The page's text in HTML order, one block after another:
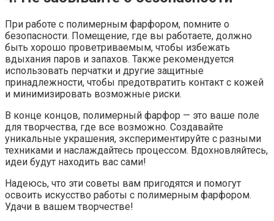
При работе с полимерным фарфором, помните о
безопасности. Помещение, где вы работаете, должно
быть хорошо проветриваемым, чтобы избежать
вдыхания паров и запахов. Также рекомендуется
использовать перчатки и другие защитные
принадлежности, чтобы предотвратить контакт с кожей
и минимизировать возможные риски.
В конце концов, полимерный фарфор — это ваше поле
для творчества, где все возможно. Создавайте
уникальные украшения, экспериментируйте с разными
техниками и наслаждайтесь процессом. Вдохновляйтесь,
идеи будут находить вас сами!
Надеюсь, что эти советы вам пригодятся и помогут
освоить искусство работы с полимерным фарфором.
Удачи в вашем творчестве!